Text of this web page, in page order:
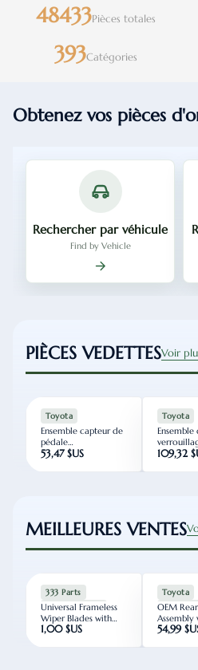
48433Pièces totales
393Catégories
Obtenez vos pièces
Rechercher par véhicule
Find by Vehicle
PIÈCES VEDETTESVoir
Toyota
Ensemble capteur de
pédale
d'accélérateur
53,47 $US
Toyota
Ensemble
trappe à
109,32
MEILLEURES VENTES
333 Parts
Livraison en 3j
Universal Frameless
Wiper Blades with
Multi-Adapter -
1,00 $US
Toyota
OEM
Assembly
Left &
54,99